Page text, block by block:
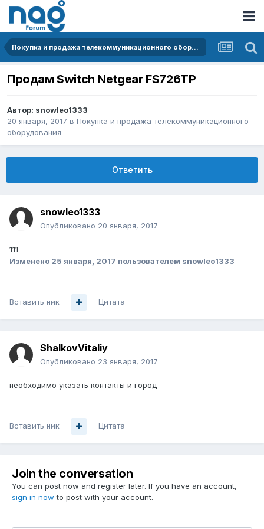
Покупка и продажа телекоммуникационного оборудования
Продам Switch Netgear FS726TP
Автор: snowleo1333
20 января, 2017 в Покупка и продажа телекоммуникационного
оборудования
Ответить
snowleo1333
Опубликовано 20 января, 2017
111
Изменено 25 января, 2017 пользователем snowleo1333
Вставить ник Цитата
ShalkovVitaliy
Опубликовано 23 января, 2017
необходимо указать контакты и город
Вставить ник Цитата
Join the conversation
You can post now and register later. If you have an account,
sign in now to post with your account.